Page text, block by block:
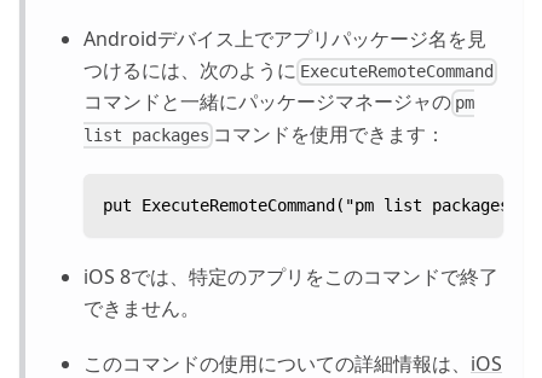
Androidデバイス上でアプリパッケージ名を見
つけるには、次のように ExecuteRemoteCommand
コマンドと一緒にパッケージマネージャの pm
list packages コマンドを使用できます：
put ExecuteRemoteCommand("pm list
iOS 8では、特定のアプリをこのコマンドで終了
できません。
このコマンドの使用についての詳細情報は、 iOS